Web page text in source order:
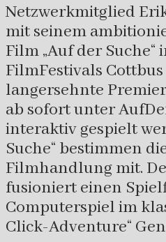
Netzwerkmitglied
mit seinem
Film „Auf der Suche“
FilmFestivals
langersehnte
ab sofort unter
interaktiv gespielt
Suche“ bestimmen
Filmhandlung mit.
fusioniert einen
Computerspiel im
Click-Adventure“